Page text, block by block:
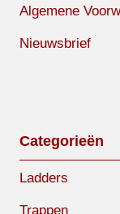
Algemene
Nieuwsbrief
Categorieën
Ladders
Trappen